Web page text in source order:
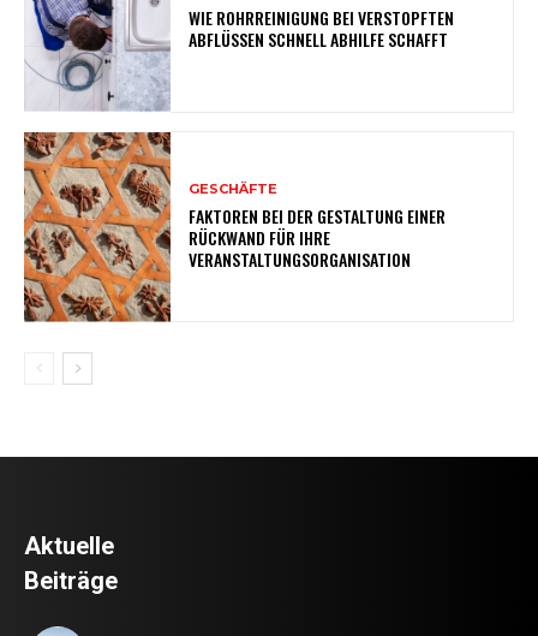
WIE ROHRREINIGUNG BEI VERSTOPFTEN
ABFLÜSSEN SCHNELL ABHILFE SCHAFFT
GESCHÄFTE
FAKTOREN BEI DER GESTALTUNG EINER
RÜCKWAND FÜR IHRE
VERANSTALTUNGSORGANISATION
Aktuelle
Beiträge